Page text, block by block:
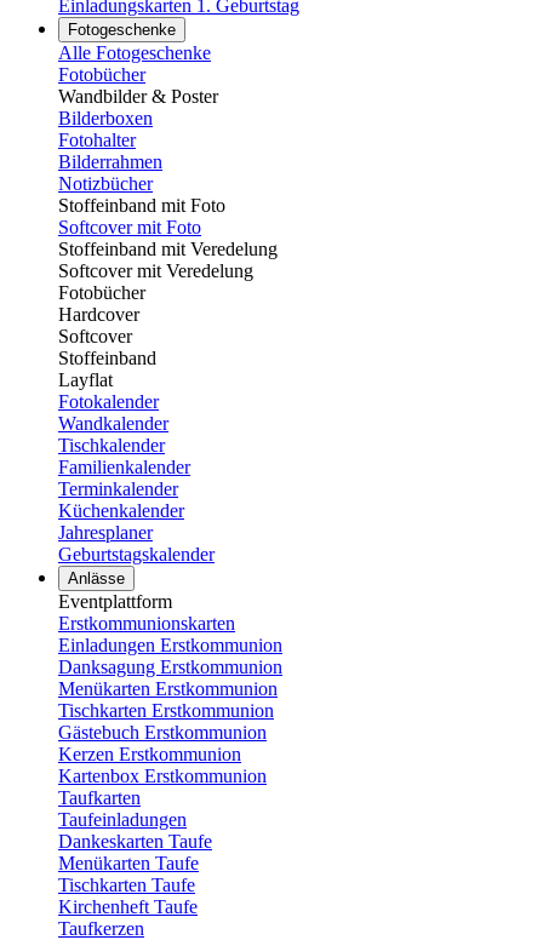
Einladungskarten 1. Geburtstag
Fotogeschenke
Alle Fotogeschenke
Fotobücher
Wandbilder & Poster
Bilderboxen
Fotohalter
Bilderrahmen
Notizbücher
Stoffeinband mit Foto
Softcover mit Foto
Stoffeinband mit Veredelung
Softcover mit Veredelung
Fotobücher
Hardcover
Softcover
Stoffeinband
Layflat
Fotokalender
Wandkalender
Tischkalender
Familienkalender
Terminkalender
Küchenkalender
Jahresplaner
Geburtstagskalender
Anlässe
Eventplattform
Erstkommunionskarten
Einladungen Erstkommunion
Danksagung Erstkommunion
Menükarten Erstkommunion
Tischkarten Erstkommunion
Gästebuch Erstkommunion
Kerzen Erstkommunion
Kartenbox Erstkommunion
Taufkarten
Taufeinladungen
Dankeskarten Taufe
Menükarten Taufe
Tischkarten Taufe
Kirchenheft Taufe
Taufkerzen